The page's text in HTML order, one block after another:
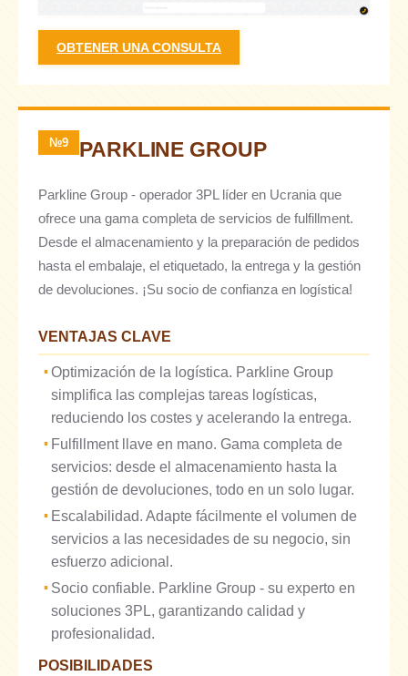
OBTENER UNA CONSULTA
№9 PARKLINE GROUP
Parkline Group - operador 3PL líder en Ucrania que
ofrece una gama completa de servicios de fulfillment.
Desde el almacenamiento y la preparación de pedidos
hasta el embalaje, el etiquetado, la entrega y la gestión
de devoluciones. ¡Su socio de confianza en logística!
VENTAJAS CLAVE
Optimización de la logística. Parkline Group
simplifica las complejas tareas logísticas,
reduciendo los costes y acelerando la entrega.
Fulfillment llave en mano. Gama completa de
servicios: desde el almacenamiento hasta la
gestión de devoluciones, todo en un solo lugar.
Escalabilidad. Adapte fácilmente el volumen de
servicios a las necesidades de su negocio, sin
esfuerzo adicional.
Socio confiable. Parkline Group - su experto en
soluciones 3PL, garantizando calidad y
profesionalidad.
POSIBILIDADES